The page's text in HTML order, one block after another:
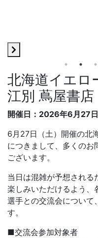
北海道イエロ
江別 蔦屋書
開催日：2026年6月27
6月27日（土）開催の北
につきまして、多くのお
ございます。
当日は混雑が予想される
楽しみいただけるよう、
選手との交流会について
す。
■交流会参加対象者